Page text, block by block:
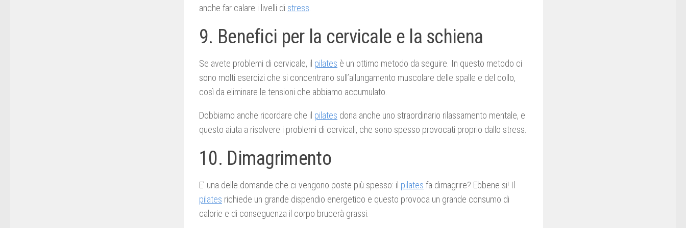
anche far calare i livelli di stress.
9. Benefici per la cervicale e la schiena
Se avete problemi di cervicale, il pilates è un ottimo metodo da seguire. In questo metodo ci
sono molti esercizi che si concentrano sull’allungamento muscolare delle spalle e del collo,
così da eliminare le tensioni che abbiamo accumulato.
Dobbiamo anche ricordare che il pilates dona anche uno straordinario rilassamento mentale, e
questo aiuta a risolvere i problemi di cervicali, che sono spesso provocati proprio dallo stress.
10. Dimagrimento
E’ una delle domande che ci vengono poste più spesso: il pilates fa dimagrire? Ebbene si! Il
pilates richiede un grande dispendio energetico e questo provoca un grande consumo di
calorie e di conseguenza il corpo brucerà grassi.